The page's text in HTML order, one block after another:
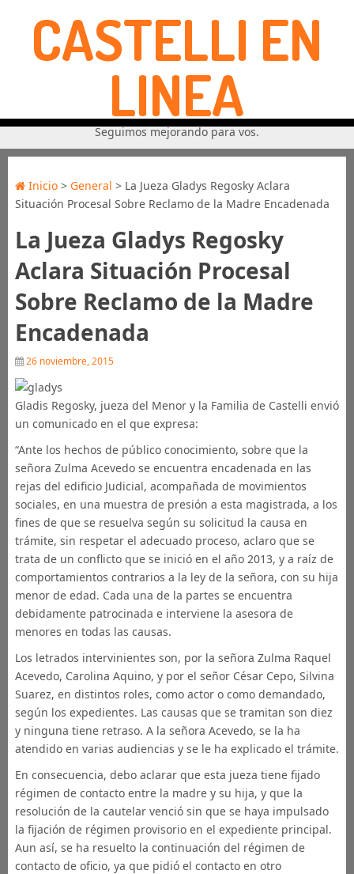
CASTELLI EN
LINEA
Seguimos mejorando para vos.
Inicio> General > La Jueza Gladys Regosky Aclara
Situación Procesal Sobre Reclamo de la Madre Encadenada
La Jueza Gladys Regosky
Aclara Situación Procesal
Sobre Reclamo de la Madre
Encadenada
26 noviembre, 2015
Gladis Regosky, jueza del Menor y la Familia de Castelli envió
un comunicado en el que expresa:
“Ante los hechos de público conocimiento, sobre que la
señora Zulma Acevedo se encuentra encadenada en las
rejas del edificio Judicial, acompañada de movimientos
sociales, en una muestra de presión a esta magistrada, a los
fines de que se resuelva según su solicitud la causa en
trámite, sin respetar el adecuado proceso, aclaro que se
trata de un conflicto que se inició en el año 2013, y a raíz de
comportamientos contrarios a la ley de la señora, con su hija
menor de edad. Cada una de la partes se encuentra
debidamente patrocinada e interviene la asesora de
menores en todas las causas.
Los letrados intervinientes son, por la señora Zulma Raquel
Acevedo, Carolina Aquino, y por el señor César Cepo, Silvina
Suarez, en distintos roles, como actor o como demandado,
según los expedientes. Las causas que se tramitan son diez
y ninguna tiene retraso. A la señora Acevedo, se la ha
atendido en varias audiencias y se le ha explicado el trámite.
En consecuencia, debo aclarar que esta jueza tiene fijado
régimen de contacto entre la madre y su hija, y que la
resolución de la cautelar venció sin que se haya impulsado
la fijación de régimen provisorio en el expediente principal.
Aun así, se ha resuelto la continuación del régimen de
contacto de oficio, ya que pidió el contacto en otro